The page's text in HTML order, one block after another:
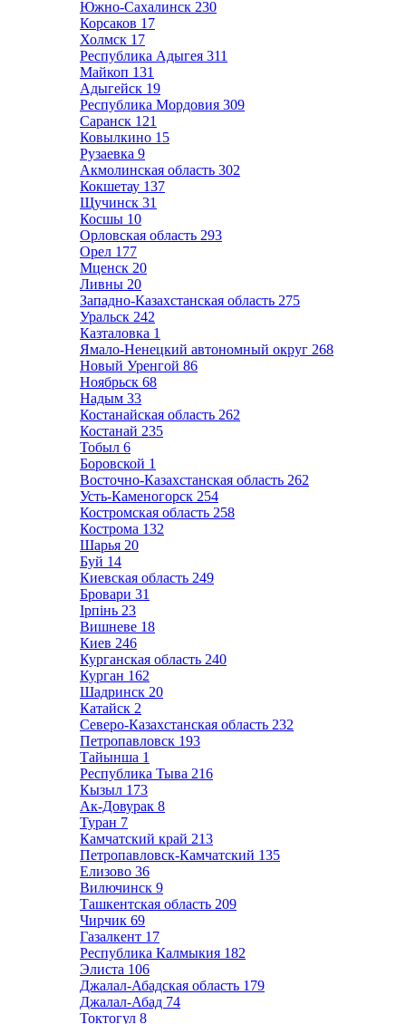
Южно-Сахалинск 230
Корсаков 17
Холмск 17
Республика Адыгея 311
Майкоп 131
Адыгейск 19
Республика Мордовия 309
Саранск 121
Ковылкино 15
Рузаевка 9
Акмолинская область 302
Кокшетау 137
Щучинск 31
Косшы 10
Орловская область 293
Орел 177
Мценск 20
Ливны 20
Западно-Казахстанская область 275
Уральск 242
Казталовка 1
Ямало-Ненецкий автономный округ 268
Новый Уренгой 86
Ноябрьск 68
Надым 33
Костанайская область 262
Костанай 235
Тобыл 6
Боровской 1
Восточно-Казахстанская область 262
Усть-Каменогорск 254
Костромская область 258
Кострома 132
Шарья 20
Буй 14
Киевская область 249
Бровари 31
Ірпінь 23
Вишневе 18
Киев 246
Курганская область 240
Курган 162
Шадринск 20
Катайск 2
Северо-Казахстанская область 232
Петропавловск 193
Тайынша 1
Республика Тыва 216
Кызыл 173
Ак-Довурак 8
Туран 7
Камчатский край 213
Петропавловск-Камчатский 135
Елизово 36
Вилючинск 9
Ташкентская область 209
Чирчик 69
Газалкент 17
Республика Калмыкия 182
Элиста 106
Джалал-Абадская область 179
Джалал-Абад 74
Токтогул 8